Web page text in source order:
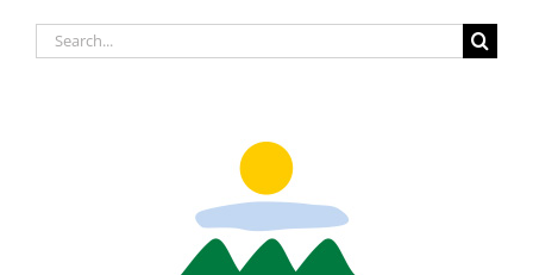
Search
for: